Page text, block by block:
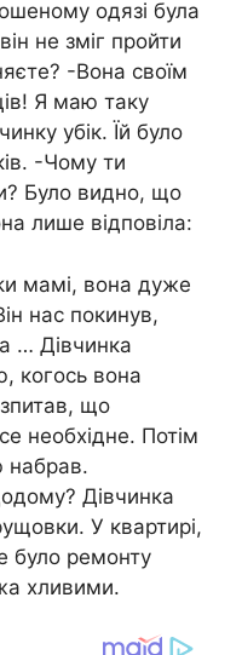
одязі була
не зміг пройти
-Вона своїм
Я маю таку
убік. Їй було
-Чому ти
Було видно, що
лише відповіла:
мамі, вона дуже
нас покинув,
… Дівчинка
когось вона
що
необхідне. Потім
набрав.
Дівчинка
У квартирі,
було ремонту
хливими.